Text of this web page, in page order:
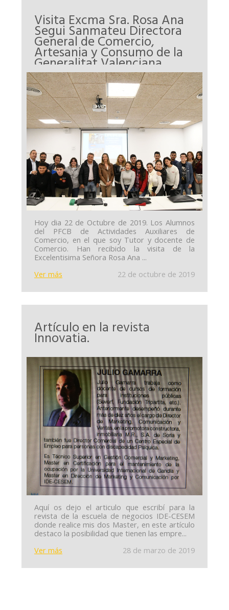
Visita Excma Sra. Rosa Ana
Segui Sanmateu Directora
General de Comercio,
Artesania y Consumo de la
Generalitat Valenciana
Hoy dia 22 de Octubre de 2019. Los Alumnos
del PFCB de Actividades Auxiliares de
Comercio, en el que soy Tutor y docente de
Comercio. Han recibido la visita de la
Excelentisima Señora Rosa Ana ...
22 de octubre de 2019
Ver más
Artículo en la revista
Innovatia.
Aquí os dejo el articulo que escribí para la
revista de la escuela de negocios IDE-CESEM
donde realice mis dos Master, en este artículo
destaco la posibilidad que tienen las empre...
28 de marzo de 2019
Ver más